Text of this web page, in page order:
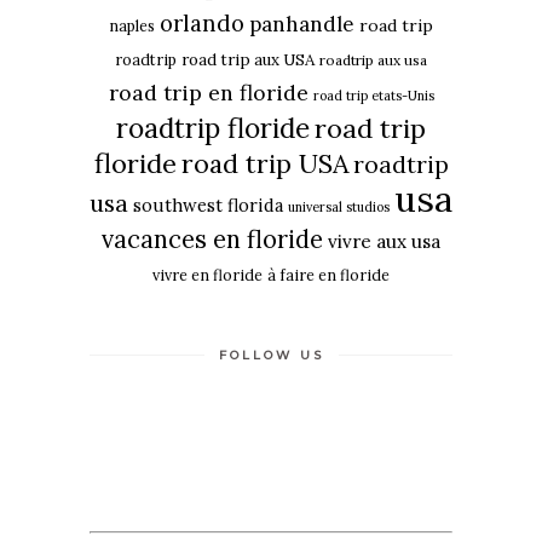
naples orlando panhandle road trip
roadtrip road trip aux USA roadtrip aux usa
road trip en floride road trip etats-Unis
roadtrip florideroad trip
florideroad trip USAroadtrip
usa southwest florida universal studios usa
vacances en floride vivre aux usa
vivre en floride à faire en floride
FOLLOW US